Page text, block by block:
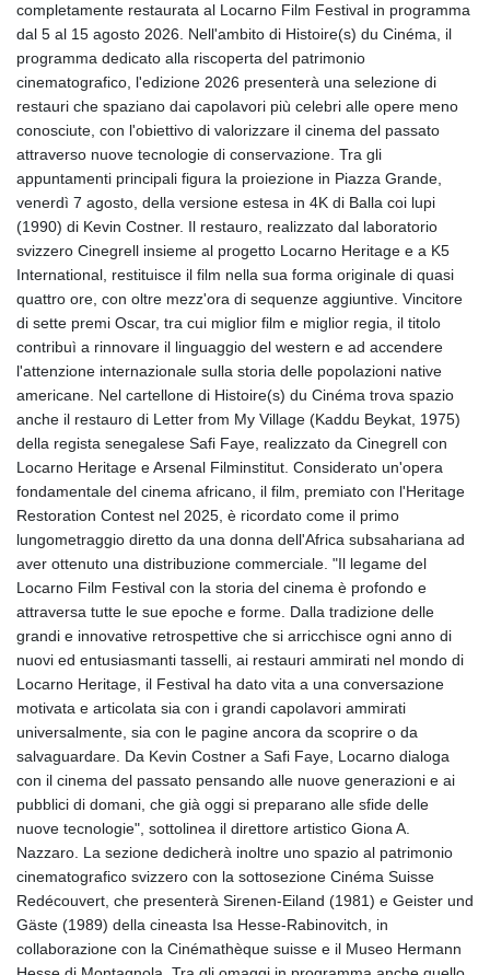
completamente restaurata al Locarno Film Festival in programma
dal 5 al 15 agosto 2026. Nell'ambito di Histoire(s) du Cinéma, il
programma dedicato alla riscoperta del patrimonio
cinematografico, l'edizione 2026 presenterà una selezione di
restauri che spaziano dai capolavori più celebri alle opere meno
conosciute, con l'obiettivo di valorizzare il cinema del passato
attraverso nuove tecnologie di conservazione. Tra gli
appuntamenti principali figura la proiezione in Piazza Grande,
venerdì 7 agosto, della versione estesa in 4K di Balla coi lupi
(1990) di Kevin Costner. Il restauro, realizzato dal laboratorio
svizzero Cinegrell insieme al progetto Locarno Heritage e a K5
International, restituisce il film nella sua forma originale di quasi
quattro ore, con oltre mezz'ora di sequenze aggiuntive. Vincitore
di sette premi Oscar, tra cui miglior film e miglior regia, il titolo
contribuì a rinnovare il linguaggio del western e ad accendere
l'attenzione internazionale sulla storia delle popolazioni native
americane. Nel cartellone di Histoire(s) du Cinéma trova spazio
anche il restauro di Letter from My Village (Kaddu Beykat, 1975)
della regista senegalese Safi Faye, realizzato da Cinegrell con
Locarno Heritage e Arsenal Filminstitut. Considerato un'opera
fondamentale del cinema africano, il film, premiato con l'Heritage
Restoration Contest nel 2025, è ricordato come il primo
lungometraggio diretto da una donna dell'Africa subsahariana ad
aver ottenuto una distribuzione commerciale. "Il legame del
Locarno Film Festival con la storia del cinema è profondo e
attraversa tutte le sue epoche e forme. Dalla tradizione delle
grandi e innovative retrospettive che si arricchisce ogni anno di
nuovi ed entusiasmanti tasselli, ai restauri ammirati nel mondo di
Locarno Heritage, il Festival ha dato vita a una conversazione
motivata e articolata sia con i grandi capolavori ammirati
universalmente, sia con le pagine ancora da scoprire o da
salvaguardare. Da Kevin Costner a Safi Faye, Locarno dialoga
con il cinema del passato pensando alle nuove generazioni e ai
pubblici di domani, che già oggi si preparano alle sfide delle
nuove tecnologie", sottolinea il direttore artistico Giona A.
Nazzaro. La sezione dedicherà inoltre uno spazio al patrimonio
cinematografico svizzero con la sottosezione Cinéma Suisse
Redécouvert, che presenterà Sirenen-Eiland (1981) e Geister und
Gäste (1989) della cineasta Isa Hesse-Rabinovitch, in
collaborazione con la Cinémathèque suisse e il Museo Hermann